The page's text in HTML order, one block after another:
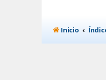
Inicio